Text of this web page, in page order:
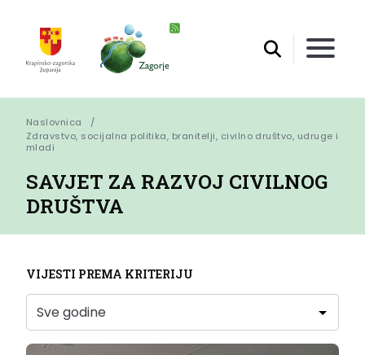
Naslovnica
Zdravstvo, socijalna politika, branitelji, civilno društvo, udruge i
mladi
SAVJET ZA RAZVOJ CIVILNOG
DRUŠTVA
VIJESTI PREMA KRITERIJU